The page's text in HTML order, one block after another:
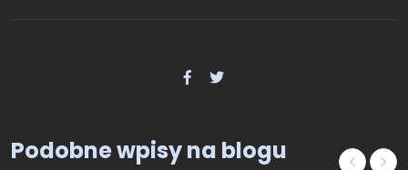
Podobne wpisy na blogu
Ogólne